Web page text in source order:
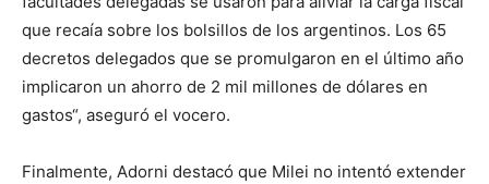
que recaía sobre los bolsillos de los argentinos. Los 65
decretos delegados que se promulgaron en el último año
implicaron un ahorro de 2 mil millones de dólares en
gastos“, aseguró el vocero.
Finalmente, Adorni destacó que Milei no intentó extender